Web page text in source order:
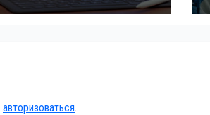
авторизоваться.